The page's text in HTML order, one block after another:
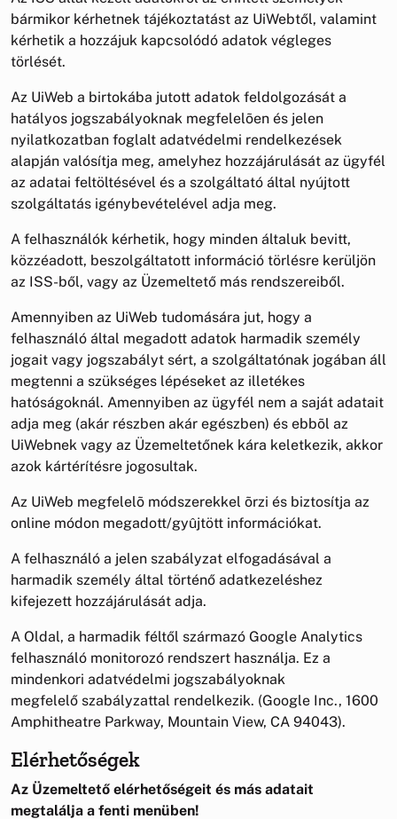
bármikor kérhetnek tájékoztatást az UiWebtől, valamint
kérhetik a hozzájuk kapcsolódó adatok végleges
törlését.
Az UiWeb a birtokába jutott adatok feldolgozását a
hatályos jogszabályoknak megfelelõen és jelen
nyilatkozatban foglalt adatvédelmi rendelkezések
alapján valósítja meg, amelyhez hozzájárulását az ügyfél
az adatai feltöltésével és a szolgáltató által nyújtott
szolgáltatás igénybevételével adja meg.
A felhasználók kérhetik, hogy minden általuk bevitt,
közzéadott, beszolgáltatott információ törlésre kerüljön
az ISS-ből, vagy az Üzemeltető más rendszereiből.
Amennyiben az UiWeb tudomására jut, hogy a
felhasználó által megadott adatok harmadik személy
jogait vagy jogszabályt sért, a szolgáltatónak jogában áll
megtenni a szükséges lépéseket az illetékes
hatóságoknál. Amennyiben az ügyfél nem a saját adatait
adja meg (akár részben akár egészben) és ebbõl az
UiWebnek vagy az Üzemeltetőnek kára keletkezik, akkor
azok kártérítésre jogosultak.
Az UiWeb megfelelõ módszerekkel õrzi és biztosítja az
online módon megadott/gyûjtött információkat.
A felhasználó a jelen szabályzat elfogadásával a
harmadik személy által történő adatkezeléshez
kifejezett hozzájárulását adja.
A Oldal, a harmadik féltől származó Google Analytics
felhasználó monitorozó rendszert használja. Ez a
mindenkori adatvédelmi jogszabályoknak
megfelelő szabályzattal rendelkezik. (Google Inc., 1600
Amphitheatre Parkway, Mountain View, CA 94043).
Elérhetőségek
Az Üzemeltető elérhetőségeit és más adatait
megtalálja a fenti menüben!